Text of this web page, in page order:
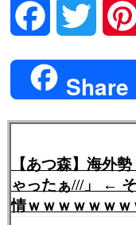
Facebook Twitter
Share
【あつ森】海外
ゃったぁ///」 ←
情ｗｗｗｗｗｗ